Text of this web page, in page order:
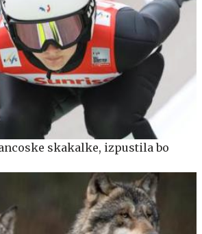
skakalke, izpustila bo